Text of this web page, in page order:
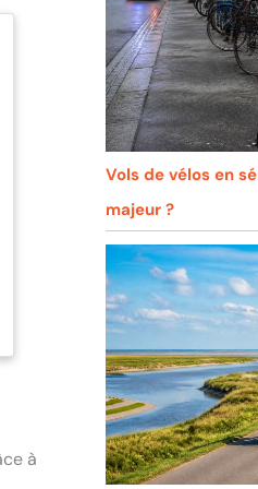
à
Vols de vélos en
majeur ?